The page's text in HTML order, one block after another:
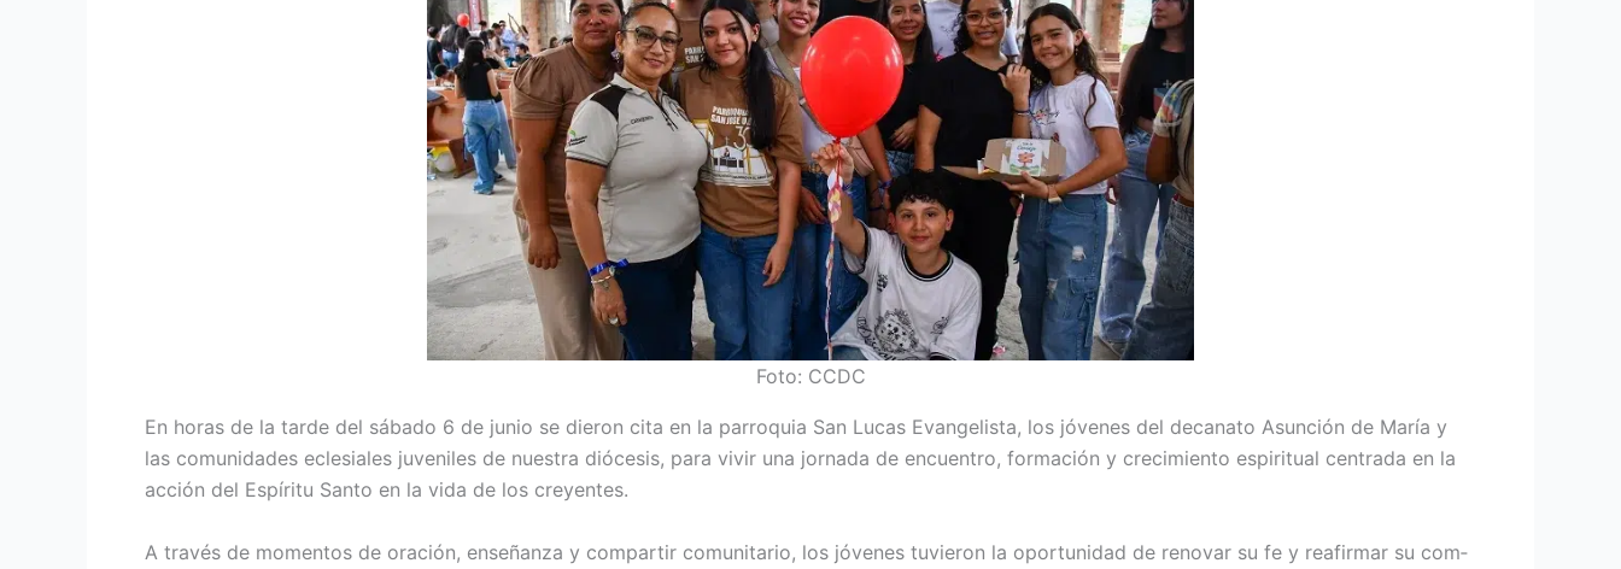
Foto: CCDC
En horas de la tarde del sábado 6 de junio se dieron cita en la parroquia San Lucas Evan­gelista, los jóvenes del decanato Asunción de María y
las comunida­des eclesiales juveniles de nuestra diócesis, para vivir una jornada de encuentro, formación y crecimiento espiritual centrada en la
acción del Espíritu Santo en la vida de los cre­yentes.
A través de momentos de oración, enseñanza y compartir comunitario, los jóvenes tuvieron la oportunidad de renovar su fe y reafirmar su com­